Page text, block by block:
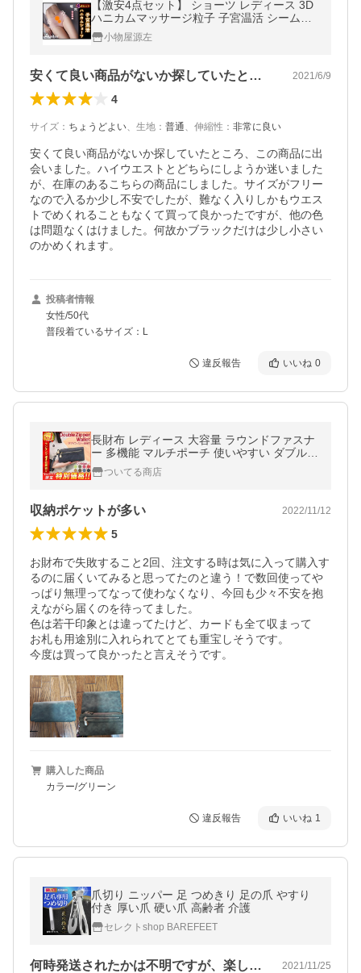
【激安4点セット】 ショーツ レディース 3D
ハニカムマッサージ粒子 子宮温活 シームレ
スショーツ パンツ 下着 パンティ 通気性 肌
に優しい ハイウエスト追加
小物屋源左
安くて良い商品がないか探していたところ… 2021/6/9
4
サイズ ： ちょうどよい、 生地 ： 普通、 伸縮性 ： 非常に良い
安くて良い商品がないか探していたところ、この商品に出
会いました。ハイウエストとどちらにしようか迷いました
が、在庫のあるこちらの商品にしました。サイズがフリー
なので入るか少し不安でしたが、難なく入りしかもウエス
トでめくれることもなくて買って良かったですが、他の色
は問題なくはけました。何故かブラックだけは少し小さい
のかめくれます。
投稿者情報
女性/50代
普段着ているサイズ：L
違反報告 いいね 0
長財布 レディース 大容量 ラウンドファスナ
ー 多機能 マルチポーチ 使いやすい ダブルフ
ァスナー スマホ 携帯 カード 小銭入れ 収納
女性 人気 ギフト 高品質
ついてる商店
収納ポケットが多い 2022/11/12
5
お財布で失敗すること2回、注文する時は気に入って購入す
るのに届くいてみると思ってたのと違う！で数回使ってや
っぱり無理ってなって使わなくなり、今回も少々不安を抱
えながら届くのを待ってました。
色は若干印象とは違ってたけど、カードも全て収まって
お札も用途別に入れられてとても重宝しそうです。
今度は買って良かったと言えそうです。
購入した商品
カラー/グリーン
違反報告 いいね 1
爪切り ニッパー 足 つめきり 足の爪 やすり
付き 厚い爪 硬い爪 高齢者 介護
セレクトshop BAREFEET
何時発送されたかは不明ですが、楽しみに… 2021/11/25